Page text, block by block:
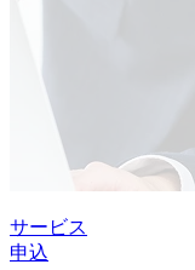
サービス
申込